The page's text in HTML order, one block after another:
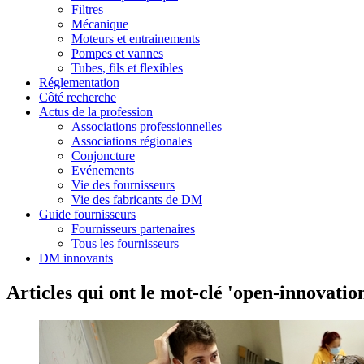
Filtres
Mécanique
Moteurs et entrainements
Pompes et vannes
Tubes, fils et flexibles
Réglementation
Côté recherche
Actus de la profession
Associations professionnelles
Associations régionales
Conjoncture
Evénements
Vie des fournisseurs
Vie des fabricants de DM
Guide fournisseurs
Fournisseurs partenaires
Tous les fournisseurs
DM innovants
Articles qui ont le mot-clé 'open-